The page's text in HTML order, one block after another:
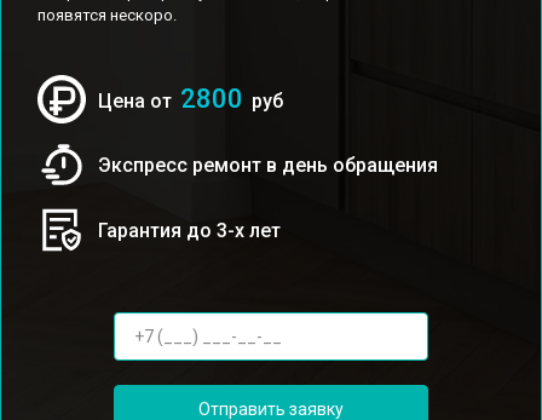
появятся нескоро.
Цена от 2800 руб
Экспресс ремонт в день обращения
Гарантия до 3-х лет
Отправить заявку